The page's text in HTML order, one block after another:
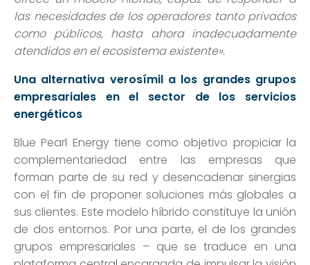
las necesidades de los operadores tanto privados
como públicos, hasta ahora inadecuadamente
atendidos en el ecosistema existente».
Una alternativa verosímil a los grandes grupos
empresariales en el sector de los servicios
energéticos
Blue Pearl Energy tiene como objetivo propiciar la
complementariedad entre las empresas que
forman parte de su red y desencadenar sinergias
con el fin de proponer soluciones más globales a
sus clientes. Este modelohíbrido constituye la unión
de dos entornos. Por una parte, el de los grandes
grupos empresariales – que se traduce en una